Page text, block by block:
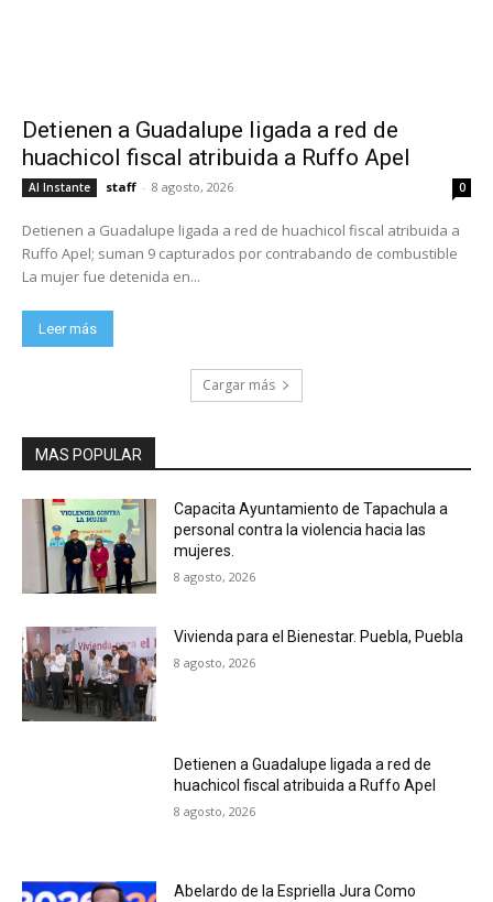
Detienen a Guadalupe ligada a red de
huachicol fiscal atribuida a Ruffo Apel
Al Instante staff - 8 agosto, 2026 0
Detienen a Guadalupe ligada a red de huachicol fiscal atribuida a
Ruffo Apel; suman 9 capturados por contrabando de combustible
La mujer fue detenida en...
Leer más
Cargar más
MAS POPULAR
Capacita Ayuntamiento de Tapachula a
personal contra la violencia hacia las
mujeres.
8 agosto, 2026
Vivienda para el Bienestar. Puebla, Puebla
8 agosto, 2026
Detienen a Guadalupe ligada a red de
huachicol fiscal atribuida a Ruffo Apel
8 agosto, 2026
Abelardo de la Espriella Jura Como